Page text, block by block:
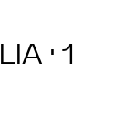
· 1